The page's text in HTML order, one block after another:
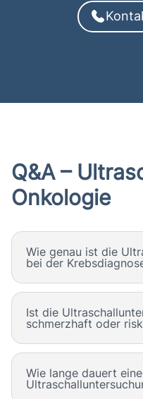
Q&A –
Onkologie
Wie genau ist die
bei der
Ist die
schmerzhaft oder
Wie lange dauert eine